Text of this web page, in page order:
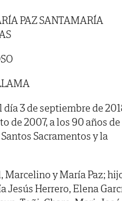
PAZ SANTAMARÍA
3 de septiembre de
de 2007, a los 90 años de
Sacramentos y la
y María Paz;
Herrero, Elena